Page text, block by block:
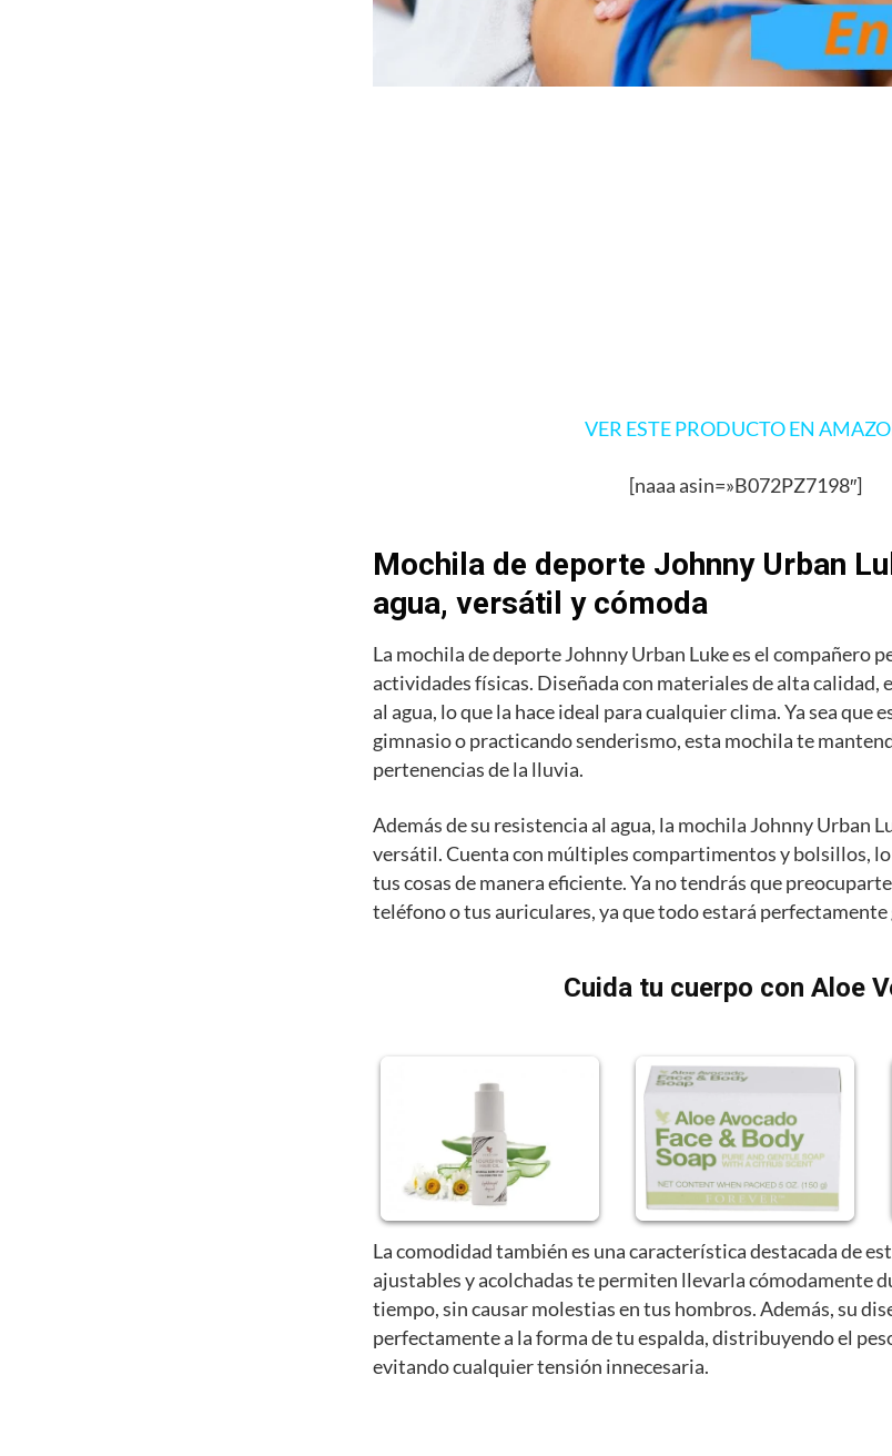
VER ESTE PRODUCTO EN
[naaa asin=»B072PZ7198″]
Mochila de deporte Johnny Urban
agua, versátil y cómoda
La mochila de deporte Johnny Urban Luke es el compañero
actividades físicas. Diseñada con materiales de alta calidad,
al agua, lo que la hace ideal para cualquier clima. Ya sea que
gimnasio o practicando senderismo, esta mochila te
pertenencias de la lluvia.
Además de su resistencia al agua, la mochila Johnny Urban
versátil. Cuenta con múltiples compartimentos y bolsillos,
tus cosas de manera eficiente. Ya no tendrás que
teléfono o tus auriculares, ya que todo estará perfectamente
Cuida tu cuerpo con Aloe
La comodidad también es una característica destacada de
ajustables y acolchadas te permiten llevarla cómodamente
tiempo, sin causar molestias en tus hombros. Además, su
perfectamente a la forma de tu espalda, distribuyendo el
evitando cualquier tensión innecesaria.